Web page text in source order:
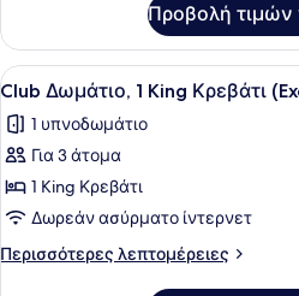
(Marina
Bay
View)
Δίκλινο
Δωμάτιο
(Twin)
Bay
View)
Προβολή τιμών
Προβολή
όλων
των
φωτογραφιών
για
Club
Δωμάτιο,
1
2
Club Δωμάτιο, 1 King Κρεβάτι
1 υπνοδωμάτιο
Για 3 άτομα
1 King Κρεβάτι
Δωρεάν ασύρματο ίντερνετ
Περισσότερες λεπτομέρειες
Περισσότερες